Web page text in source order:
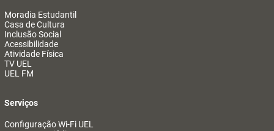
Moradia Estudantil
Casa de Cultura
Inclusão Social
Acessibilidade
Atividade Física
TV UEL
UEL FM
Serviços
Configuração Wi-Fi UEL